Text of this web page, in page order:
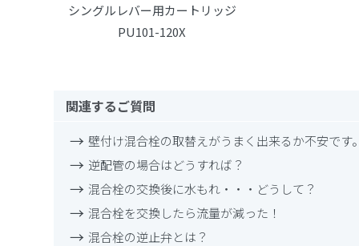
シングルレバー用カートリッジ
PU101-120X
関連するご質問
壁付け混合栓の取替えがうまく出来るか不安です
逆配管の場合はどうすれば？
混合栓の交換後に水もれ・・・どうして？
混合栓を交換したら流量が減った！
混合栓の逆止弁とは？